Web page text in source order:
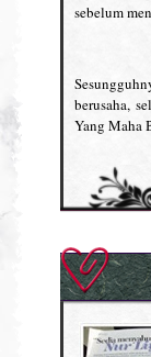
sebelum
berusaha,
Yang Maha